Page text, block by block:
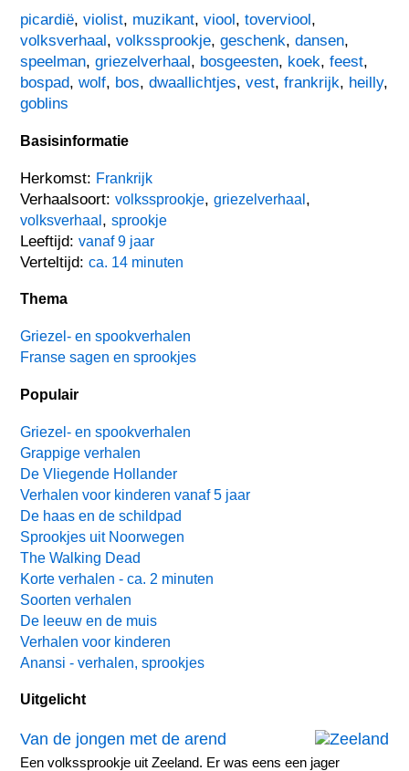
picardië,violist, muzikant,viool ,toverviool ,
volksverhaal ,volkssprookje,geschenk,dansen,
speelman,griezelverhaal , bosgeesten, koek,feest,
bospad,wolf, bos,dwaallichtjes,vest,frankrijk, heilly,
goblins
Basisinformatie
Herkomst: Frankrijk
Verhaalsoort:volkssprookje,griezelverhaal ,
volksverhaal ,sprookje
Leeftijd:vanaf 9 jaar
Verteltijd:ca. 14 minuten
Thema
Griezel- en spookverhalen
Franse sagen en sprookjes
Populair
Griezel- en spookverhalen
Grappige verhalen
De Vliegende Hollander
Verhalen voor kinderen vanaf 5 jaar
De haas en de schildpad
Sprookjes uit Noorwegen
The Walking Dead
Korte verhalen - ca. 2 minuten
Soorten verhalen
De leeuw en de muis
Verhalen voor kinderen
Anansi - verhalen, sprookjes
Uitgelicht
Van de jongen met de arend
Een volkssprookje uit Zeeland. Er was eens een jager